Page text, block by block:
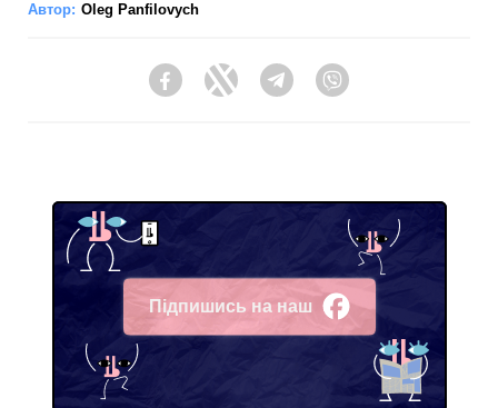
Автор: Oleg Panfilovych
FacebookTwitter Telegram
Підпишись на наш
Facebook